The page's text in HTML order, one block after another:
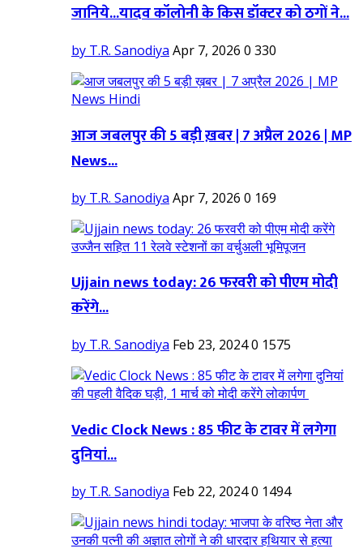
जानिये...यादव कॉलोनी के किस डॉक्टर को ठगों ने...
by T.R. Sanodiya Apr 7, 2026 0 330
आज जबलपुर की 5 बड़ी ख़बर | 7 अप्रैल 2026 | MP
News...
by T.R. Sanodiya Apr 7, 2026 0 169
Ujjain news today: 26 फरवरी को पीएम मोदी
करेंगे...
by T.R. Sanodiya Feb 23, 20240 1575
Vedic Clock News : 85 फीट के टावर में लगेगा
दुनियां...
by T.R. Sanodiya Feb 22, 20240 1494